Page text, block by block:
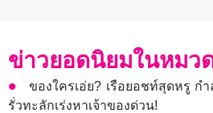
ข่าวยอดนิยมในหมว
ของใครเอ่ย? เรือยอชท์สุดหรู ก
รั่วทะลักเร่งหาเจ้าของด่วน!